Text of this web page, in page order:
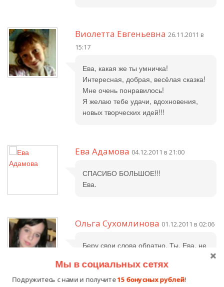
Виолетта Евгеньевна 26.11.2011 в
15:17
Ева, какая же ты умничка!
Интересная, добрая, весёлая сказка!
Мне очень понравилось!
Я желаю тебе удачи, вдохновения,
новых творческих идей!!!
Ева Адамова 04.12.2011 в 21:00
СПАСИБО БОЛЬШОЕ!!!
Ева.
Ольга Сухомлинова 01.12.2011 в 02:06
Беру свои слова обратно. Ты, Ева, не
огромное сокровище! Столько
талантов...Я надеюсь, что со
Мы в социальных сетях
Подружитесь с нами и получите15 бонусных рублей!